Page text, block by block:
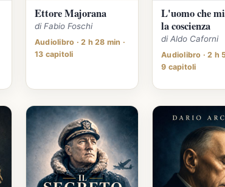
Ettore Majorana
di Fabio Foschi
Audiolibro · 2 h 28 min ·
13 capitoli
L'uomo che
la coscienza
di Aldo Caforni
Audiolibro · 2 h
9 capitoli